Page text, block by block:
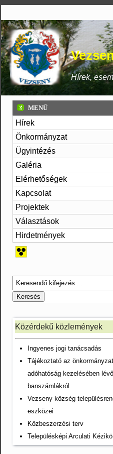
Hírek,
MENÜ
Hírek
Önkormányzat
Ügyintézés
Galéria
Elérhetőségek
Kapcsolat
Projektek
Választások
Hirdetmények
Közérdekű közlemények
Ingyenes jogi tanácsadás
Tájékoztató az
adóhatóság kezelésében lévő
banszámlákról
Vezseny község
eszközei
Közbeszerzési terv
Településképi Arculati